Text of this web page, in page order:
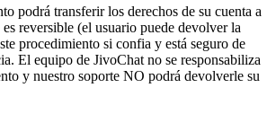
podrá transferir los derechos de su cuenta a
reversible (el usuario puede devolver la
procedimiento si confia y está seguro de
El equipo de JivoChat no se responsabiliza
y nuestro soporte NO podrá devolverle su